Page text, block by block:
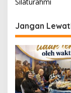
Silaturahmi
Jangan